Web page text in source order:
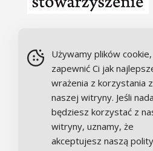
Chór Alla camera
Używamy plików
zapewnić Ci jak
wrażenia z korzystania z
naszej witryny. Jeśli
będziesz korzystać z
witryny, uznamy, że
akceptujesz naszą